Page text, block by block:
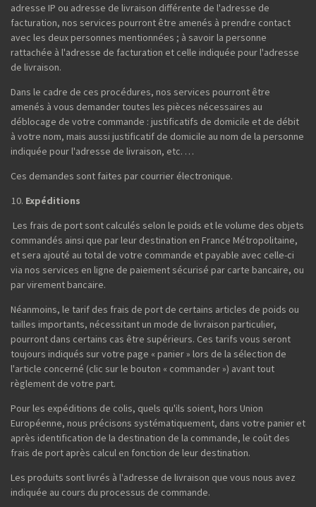
adresse IP ou adresse de livraison différente de l'adresse de
facturation, nos services pourront être amenés à prendre contact
avec les deux personnes mentionnées ; à savoir la personne
rattachée à l'adresse de facturation et celle indiquée pour l'adresse
de livraison.
Dans le cadre de ces procédures, nos services pourront être
amenés à vous demander toutes les pièces nécessaires au
déblocage de votre commande : justificatifs de domicile et de débit
à votre nom, mais aussi justificatif de domicile au nom de la personne
indiquée pour l'adresse de livraison, etc. …
Ces demandes sont faites par courrier électronique.
Expéditions
Les frais de port sont calculés selon le poids et le volume des objets
commandés ainsi que par leur destination en France Métropolitaine,
et sera ajouté au total de votre commande et payable avec celle-ci
via nos services en ligne de paiement sécurisé par carte bancaire, ou
par virement bancaire.
Néanmoins, le tarif des frais de port de certains articles de poids ou
tailles importants, nécessitant un mode de livraison particulier,
pourront dans certains cas être supérieurs. Ces tarifs vous seront
toujours indiqués sur votre page « panier » lors de la sélection de
l'article concerné (clic sur le bouton « commander ») avant tout
règlement de votre part.
Pour les expéditions de colis, quels qu'ils soient, hors Union
Européenne, nous précisons systématiquement, dans votre panier et
après identification de la destination de la commande, le coût des
frais de port après calcul en fonction de leur destination.
Les produits sont livrés à l'adresse de livraison que vous nous avez
indiquée au cours du processus de commande.